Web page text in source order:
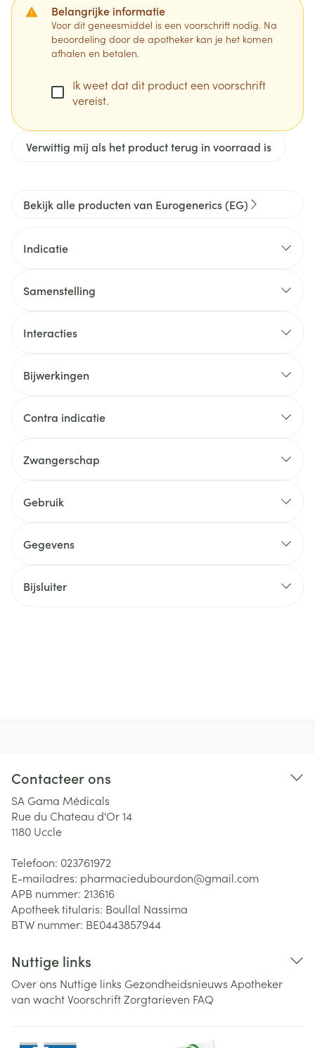
Belangrijke informatie
Voor dit geneesmiddel is een voorschrift nodig. Na
beoordeling door de apotheker kan je het komen
afhalen en betalen.
Ik weet dat dit product een voorschrift
vereist.
Verwittig mij als het product terug in voorraad is
Bekijk alle producten van Eurogenerics (EG)
Indicatie
Samenstelling
Interacties
Bijwerkingen
Contra indicatie
Zwangerschap
Gebruik
Gegevens
Bijsluiter
Contacteer ons
SA Gama Médicals
Rue du Chateau d'Or 14
1180 Uccle
Telefoon: 023761972
E-mailadres: pharmaciedubourdon@gmail.com
APB nummer: 213616
Apotheek titularis: Boullal Nassima
BTW nummer: BE0443857944
Nuttige links
Over ons Nuttige links Gezondheidsnieuws Apotheker
van wachtVoorschriftZorgtarieven FAQ